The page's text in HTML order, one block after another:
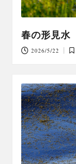
春の形見水
2026/5/22